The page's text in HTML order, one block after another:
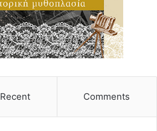
Δημήτρης Σμυρνής, ο
Υπηρεσίας κ. Ευάγγελος
του Δήμου κας Νίκη
από την
αυτά της
Recent Comments